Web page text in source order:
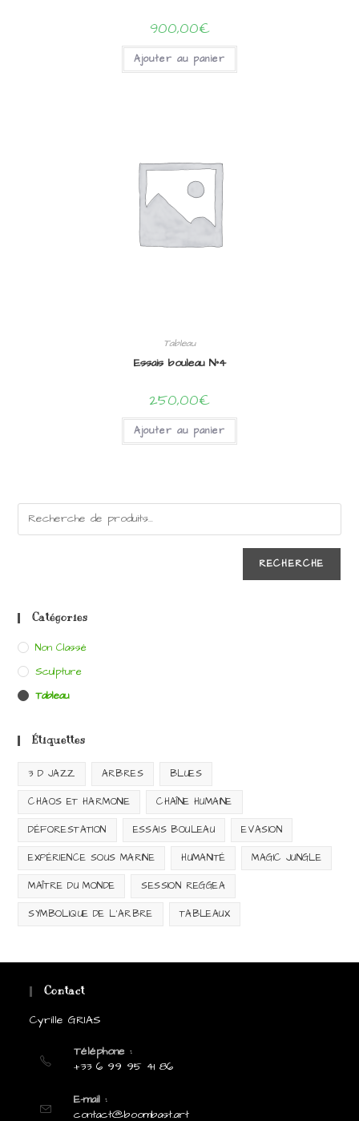
900,00€
Ajouter au panier
Tableau
Essais bouleau N°4
250,00€
Ajouter au panier
RECHERCHE
Catégories
Non Classé
Sculpture
Tableau
Étiquettes
3 D JAZZ ARBRES BLUES
CHAOS ET HARMONIE CHAÎNE HUMAINE
DÉFORESTATION ESSAIS BOULEAU EVASION
EXPÉRIENCE SOUS MARINE HUMANITÉ MAGIC JUNGLE
MAÎTRE DU MONDE SESSION REGGEA
SYMBOLIQUE DE L'ARBRE TABLEAUX
Contact
Cyrille GRIAS
Téléphone :
+33 6 99 95 41 86
E-mail :
contact@boombast.artS’ouvre